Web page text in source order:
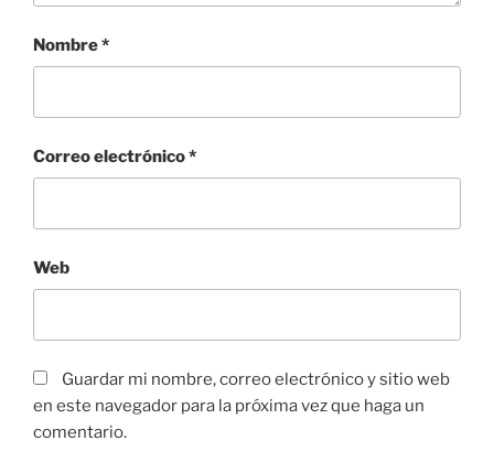
Nombre*
Correo electrónico*
Web
Guardar mi nombre, correo electrónico y sitio web
en este navegador para la próxima vez que haga un
comentario.